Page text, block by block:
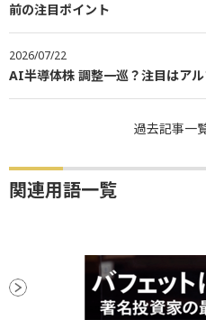
前の注目ポイント
2026/07/22
AI半導体株 調整一巡？注目はアル
過去記事一
関連用語一覧